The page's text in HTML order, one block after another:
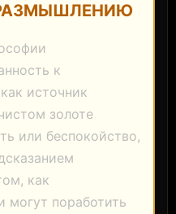
к
источник
золоте
или беспокойство,
как
могут поработить